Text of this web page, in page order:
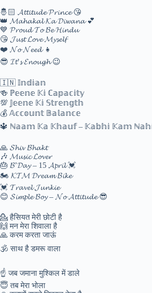
🤴🏻 𝓐𝓽𝓽𝓲𝓽𝓾𝓭𝓮 𝓟𝓻𝓲𝓷𝓬𝓮 😘
👑 𝓜𝓪𝓱𝓪𝓴𝓪𝓵 𝓚𝓪 𝓓𝓲𝔀𝓪𝓷𝓪 💕
💙 𝓟𝓻𝓸𝓾𝓭 𝓣𝓸 𝓑𝓮 𝓗𝓲𝓷𝓭𝓾
😘 𝓙𝓾𝓼𝓽 𝓛𝓸𝓿𝓮 𝓜𝔂𝓼𝓮𝓵𝓯
❤️ 𝓝𝓸 𝓝𝓮𝓮𝓭 👧
😎 𝓘𝓽’𝓼 𝓔𝓷𝓸𝓾𝓰𝓱 😉
🇮🇳 𝕀𝕟𝕕𝕚𝕒𝕟
🍻 ℙ𝕖𝕖𝕟𝕖 𝕂𝕚 ℂ𝕒𝕡𝕒𝕔𝕚𝕥𝕪
💯 𝕁𝕖𝕖𝕟𝕖 𝕂𝕚 𝕊𝕥𝕣𝕖𝕟𝕘𝕥𝕙
💰 𝔸𝕔𝕔𝕠𝕦𝕟𝕥 𝔹𝕒𝕝𝕒𝕟𝕔𝕖
🔱 ℕ𝕒𝕒𝕞 𝕂𝕒 𝕂𝕙𝕒𝕦𝕗 – 𝕂𝕒𝕓𝕙𝕚 𝕂𝕒𝕞
🙏 𝓢𝓱𝓲𝓿 𝓑𝓱𝓪𝓴𝓽
🎶 𝓜𝓾𝓼𝓲𝓬 𝓛𝓸𝓿𝓮𝓻
🎂 𝓑’𝓓𝓪𝔂 – 15 𝓐𝓹𝓻𝓲𝓵 💓
🏍️ 𝓚𝓣𝓜 𝓓𝓻𝓮𝓪𝓶 𝓑𝓲𝓴𝓮
💓 𝓣𝓻𝓪𝓿𝓮𝓵 𝓙𝓾𝓷𝓴𝓲𝓮
😊 𝓢𝓲𝓶𝓹𝓵𝓮 𝓑𝓸𝔂 – 𝓝𝓸 𝓐𝓽𝓽𝓲𝓽𝓾𝓭𝓮 😎
💁 हैसियत मेरी छोटी है
🙌 मन मेरा शिवाला है
🙏 करम करता जाऊं
🕉️ साथ है डमरू वाला
☝️ जब जमाना मुश्किल में डाले
😇 तब मेरा भोला